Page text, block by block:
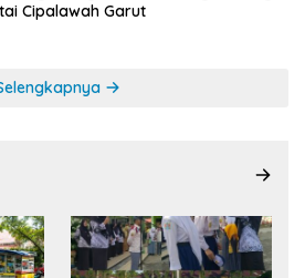
Cipalawah Garut